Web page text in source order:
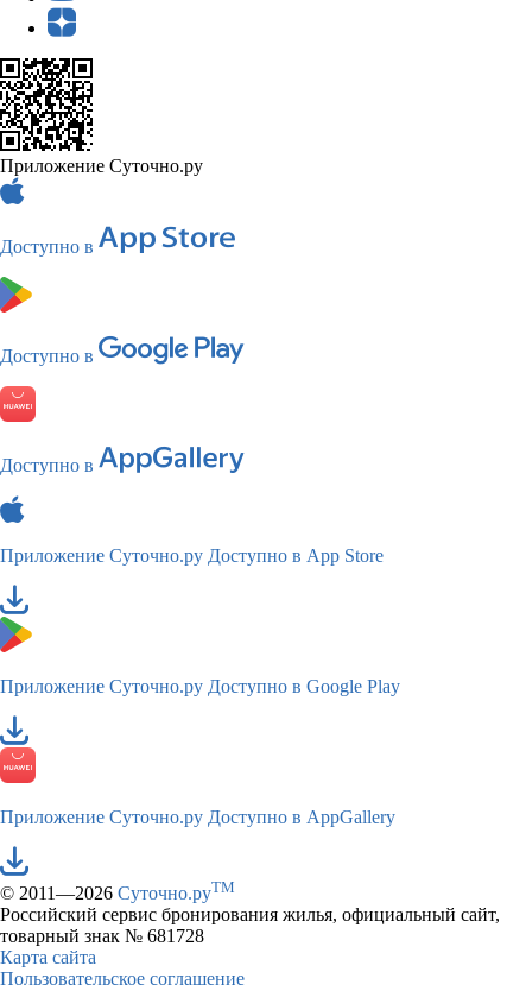
Приложение Суточно.ру
Доступно в
Доступно в
Доступно в
Приложение Суточно.ру Доступно в App Store
Приложение Суточно.ру Доступно в Google Play
Приложение Суточно.ру Доступно в AppGallery
© 2011—2026 Суточно.руTM
Российский сервис бронирования жилья, официальный сайт,
товарный знак № 681728
Карта сайта
Пользовательское соглашение